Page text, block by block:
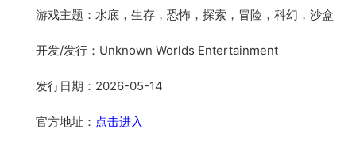
游戏主题：水底，生存，恐怖，探索，冒险，科幻，沙盒
开发/发行：Unknown Worlds Entertainment
发行日期：2026-05-14
官方地址： 点击进入